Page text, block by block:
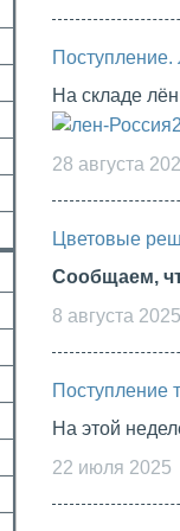
На складе
28 августа
Цветовые
Сообщаем,
8 августа 2025
Поступление
На этой
22 июля 2025